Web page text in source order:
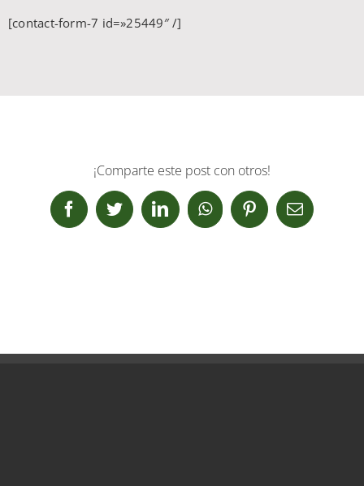
[contact-form-7 id=»25449″ /]
¡Comparte este post con otros!
FacebookTwitterLinkedInWhatsAppPinterestCorreo